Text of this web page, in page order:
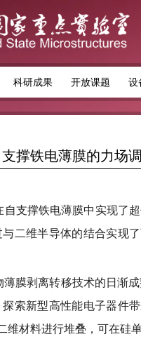
科研成果 开放课题 设
撑铁电薄膜的力场
支撑铁电薄膜中实现了
二维半导体的结合实现
膜剥离转移技术的日渐
索新型高性能电子器件
维材料进行堆叠，可在硅